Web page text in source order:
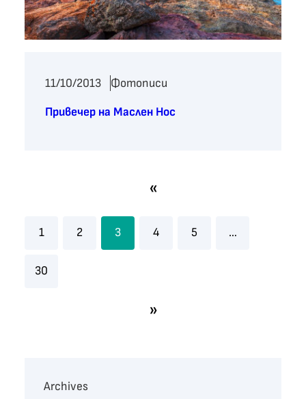
11/10/2013
Фотописи
Привечер на Маслен Нос
«
1 2 3 4 5 …
30
»
Archives